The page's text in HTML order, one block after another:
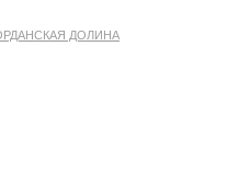
ДОЛИНА